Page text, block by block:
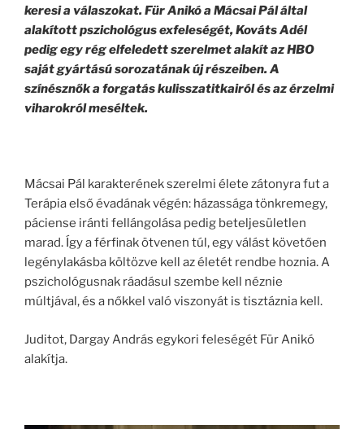
keresi a válaszokat. Für Anikó a Mácsai Pál által
alakított pszichológus exfeleségét, Kováts Adél
pedig egy rég elfeledett szerelmet alakít az HBO
saját gyártású sorozatának új részeiben. A
színésznők a forgatás kulisszatitkairól és az érzelmi
viharokról meséltek.
Mácsai Pál karakterének szerelmi élete zátonyra fut a
Terápia első évadának végén: házassága tönkremegy,
páciense iránti fellángolása pedig beteljesületlen
marad. Így a férfinak ötvenen túl, egy válást követően
legénylakásba költözve kell az életét rendbe hoznia. A
pszichológusnak ráadásul szembe kell néznie
múltjával, és a nőkkel való viszonyát is tisztáznia kell.
Juditot, Dargay András egykori feleségét Für Anikó
alakítja.